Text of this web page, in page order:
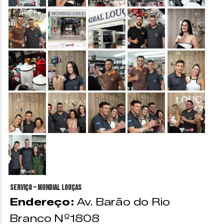
&nbsp; &nbsp; &nbsp; &nbsp; &nbsp;
&nbsp; &nbsp; &nbsp; &nbsp; &nbsp;
&nbsp; &nbsp; &nbsp; &nbsp; &nbsp;
&nbsp;
Serviço – Mundial Louças
Endereço:Av. Barão do Rio
Branco Nº1808